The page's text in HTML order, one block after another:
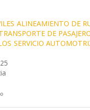
ALINEAMIENTO DE
DE
SERVICIO